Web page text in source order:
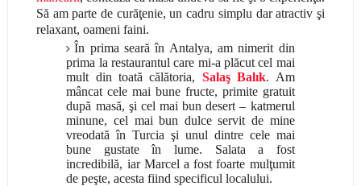
Să am parte de curăţenie, un cadru simplu dar atractiv şi
relaxant, oameni faini.
În prima seară în Antalya, am nimerit din
prima la restaurantul care mi-a plăcut cel mai
mult din toată călătoria, Salaş Balık. Am
mâncat cele mai bune fructe, primite gratuit
după masă, şi cel mai bun desert – katmerul
minune, cel mai bun dulce servit de mine
vreodată în Turcia şi unul dintre cele mai
bune gustate în lume. Salata a fost
incredibilă, iar Marcel a fost foarte mulţumit
de peşte, acesta fiind specificul localului.